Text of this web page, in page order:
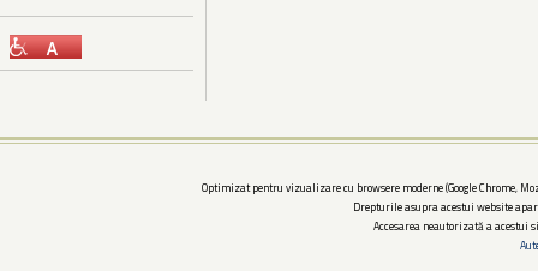
Optimizat pentru vizualizare cu browsere moderne (Google Chrome,
Drepturile asupra acestui website
Accesarea neautorizată a acestui